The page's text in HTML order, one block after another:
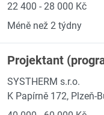
22 400 - 28 000 Kč
Méně než 2 týdny
Projektant
SYSTHERM s.r.o.
K Papírně 172, Plzeň-